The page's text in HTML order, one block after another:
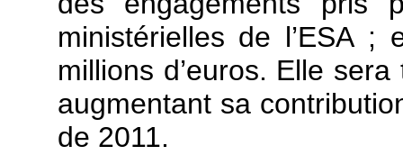
ministérielles de l’ESA ;
millions d’euros. Elle
augmentant sa
de 2011.